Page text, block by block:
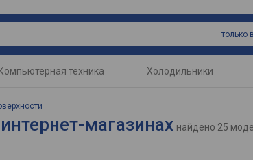
Компьютерная техника Холодильники
магазинах найдено 25